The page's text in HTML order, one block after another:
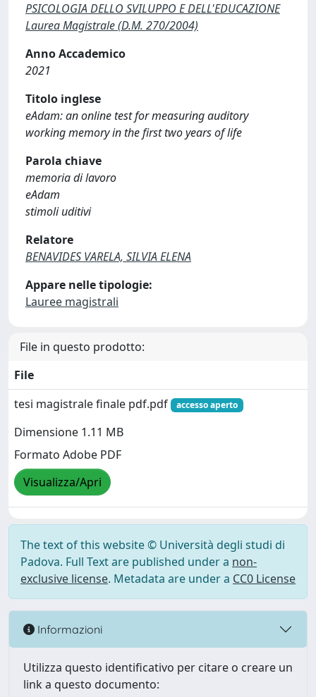
PSICOLOGIA DELLO SVILUPPO E DELL'EDUCAZIONE
Laurea Magistrale (D.M. 270/2004)
Anno Accademico
2021
Titolo inglese
eAdam: an online test for measuring auditory
working memory in the first two years of life
Parola chiave
memoria di lavoro
eAdam
stimoli uditivi
Relatore
BENAVIDES VARELA, SILVIA ELENA
Appare nelle tipologie:
Lauree magistrali
File in questo prodotto:
File
tesi magistrale finale pdf.pdf
accesso aperto
Dimensione 1.11 MB
Formato Adobe PDF
Visualizza/Apri
The text of this website © Università degli studi di
Padova. Full Text are published under a non-
exclusive license. Metadata are under a CC0 License
Informazioni
Utilizza questo identificativo per citare o creare un
link a questo documento: